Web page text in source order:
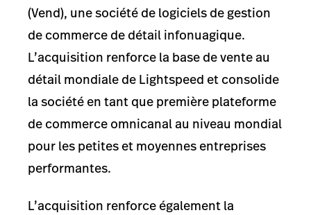
(Vend), une société de logiciels de gestion
de commerce de détail infonuagique.
L’acquisition renforce la base de vente au
détail mondiale de Lightspeed et consolide
la société en tant que première plateforme
de commerce omnicanal au niveau mondial
pour les petites et moyennes entreprises
performantes.
L’acquisition renforce également la